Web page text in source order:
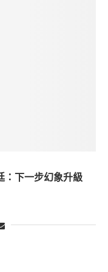
：下一步幻象升級